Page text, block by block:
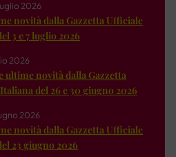
2026
novità dalla Gazzetta Ufficiale
3 e 7 luglio 2026
2026
ultime novità dalla Gazzetta
del 26 e 30 giugno 2026
2026
novità dalla Gazzetta Ufficiale
23 giugno 2026